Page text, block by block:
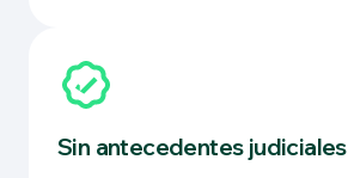
Sin antecedentes judiciales